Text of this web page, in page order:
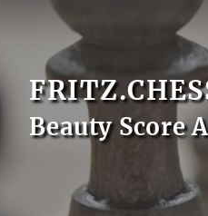
Beauty Score